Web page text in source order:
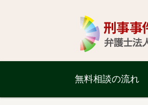
無料相談の流れ